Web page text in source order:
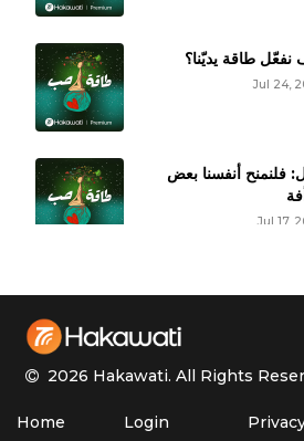
نفعّل طاقة يديّنا؟
Jul 24,
فلنمنح أنفسنا بعض
Jul 17,
من القلق
2026 Hakawati. All Rights
Home Login